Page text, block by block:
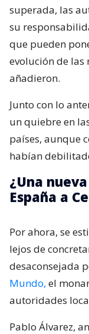
superada, las
su
que pueden
evolución de las
añadieron.
Junto con lo
un quiebre en
países, aunque
habían
¿Una
España a
Por ahora, se
lejos de
desaconsejada
Mundo, el
autoridades
Pablo Álvarez,